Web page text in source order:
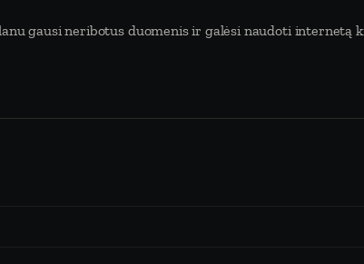
gausi neribotus duomenis ir galėsi naudoti internetą